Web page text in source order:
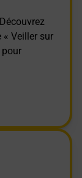
Veiller sur
pour